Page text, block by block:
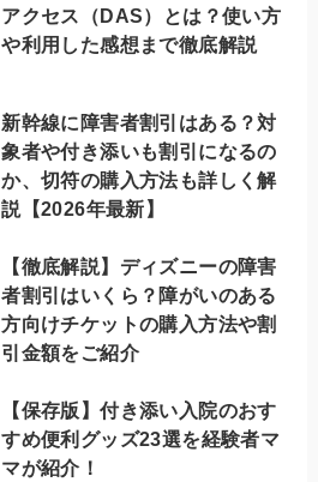
アクセス（DAS）とは？使い方
や利用した感想まで徹底解説
新幹線に障害者割引はある？対
象者や付き添いも割引になるの
か、切符の購入方法も詳しく解
説【2026年最新】
【徹底解説】ディズニーの障害
者割引はいくら？障がいのある
方向けチケットの購入方法や割
引金額をご紹介
【保存版】付き添い入院のおす
すめ便利グッズ23選を経験者マ
マが紹介！